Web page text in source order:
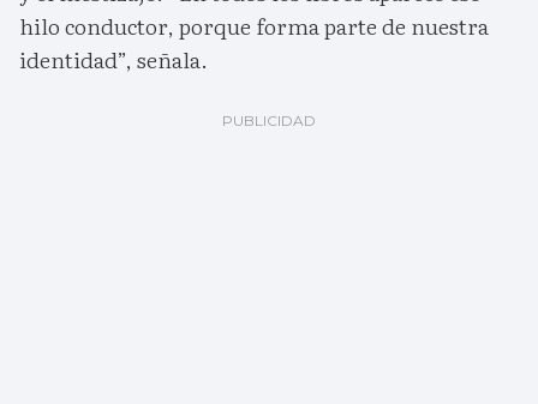
hilo conductor, porque forma parte de nuestra
identidad”, señala.